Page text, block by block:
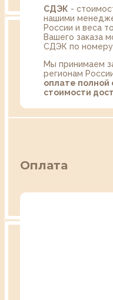
СДЭК -
нашими
России и веса
Вашего заказа
СДЭК по номеру
Мы принимаем
регионам
оплате полной
стоимости
Оплата